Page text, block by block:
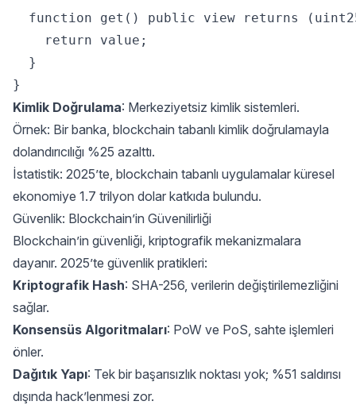
function get() public view returns
    return value;
  }
Kimlik Doğrulama: Merkeziyetsiz kimlik sistemleri.
Örnek: Bir banka, blockchain tabanlı kimlik doğrulamayla
dolandırıcılığı %25 azalttı.
İstatistik: 2025’te, blockchain tabanlı uygulamalar küresel
ekonomiye 1.7 trilyon dolar katkıda bulundu.
Güvenlik: Blockchain’in Güvenilirliği
Blockchain’in güvenliği, kriptografik mekanizmalara
dayanır. 2025’te güvenlik pratikleri:
Kriptografik Hash: SHA-256, verilerin değiştirilemezliğini
sağlar.
Konsensüs Algoritmaları: PoW ve PoS, sahte işlemleri
önler.
Dağıtık Yapı: Tek bir başarısızlık noktası yok; %51 saldırısı
dışında hack’lenmesi zor.